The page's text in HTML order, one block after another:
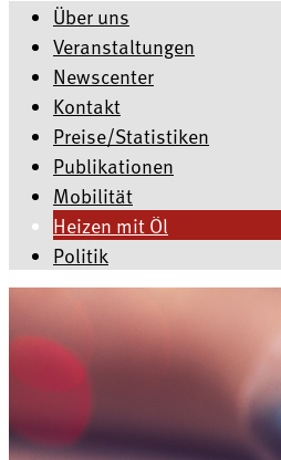
Über uns
Veranstaltungen
Newscenter
Kontakt
Preise/Statistiken
Publikationen
Mobilität
Heizen mit Öl
Politik